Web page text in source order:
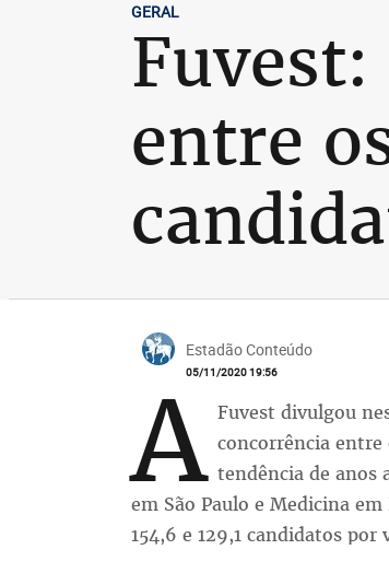
GERAL
entre
Estadão Conteúdo
05/11/2020 19:56
A Fuvest divulgou
concorrência entre
tendência de anos
em São Paulo e Medicina
154,6 e 129,1 candidatos por